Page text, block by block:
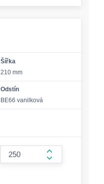
Šířka
210 mm
Odstín
BE66 vanilková
form.increase-